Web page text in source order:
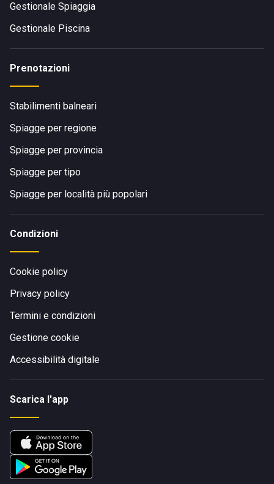
Gestionale Spiaggia
Gestionale Piscina
Prenotazioni
Stabilimenti balneari
Spiagge per regione
Spiagge per provincia
Spiagge per tipo
Spiagge per località più popolari
Condizioni
Cookie policy
Privacy policy
Termini e condizioni
Gestione cookie
Accessibilità digitale
Scarica l'app